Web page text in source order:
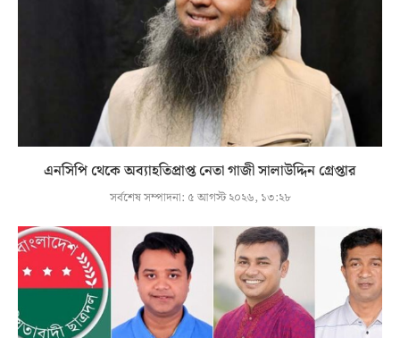
এনসিপি থেকে অব্যাহতিপ্রাপ্ত নেতা গাজী সালাউদ্দিন গ্রেপ্তার
সর্বশেষ সম্পাদনা: ৫ আগস্ট ২০২৬, ১৩:২৮